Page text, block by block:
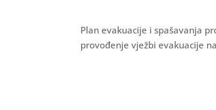
Plan evakuacije i spašavanja
provođenje vježbi evakuacije